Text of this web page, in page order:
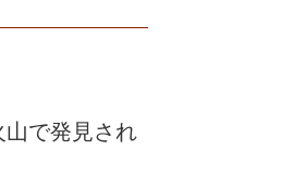
で発見され